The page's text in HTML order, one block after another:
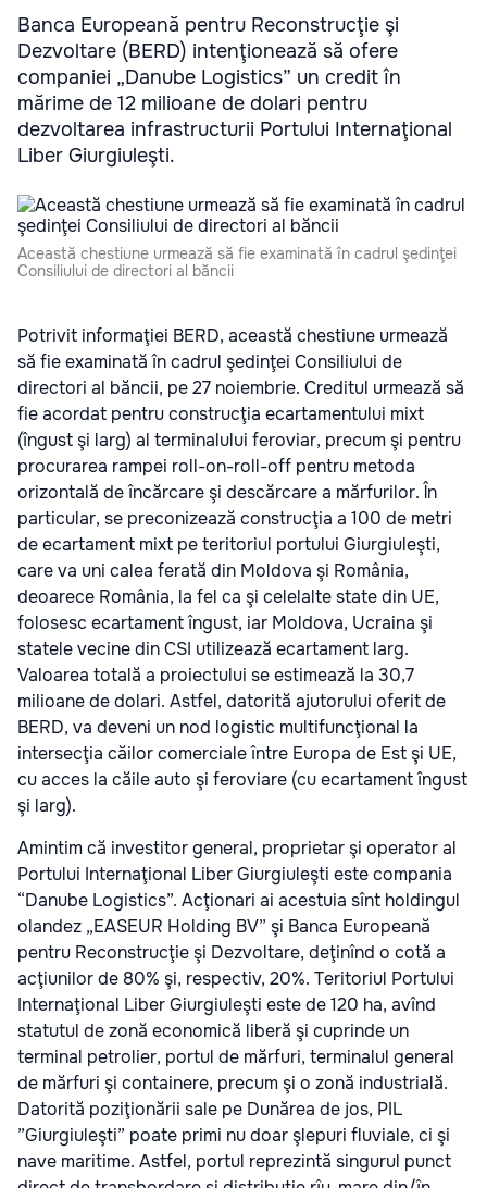
Banca Europeană pentru Reconstrucţie şi
Dezvoltare (BERD) intenţionează să ofere
companiei „Danube Logistics” un credit în
mărime de 12 milioane de dolari pentru
dezvoltarea infrastructurii Portului Internaţional
Liber Giurgiuleşti.
Această chestiune urmează să fie examinată în cadrul şedinţei
Consiliului de directori al băncii
Potrivit informaţiei BERD, această chestiune urmează
să fie examinată în cadrul şedinţei Consiliului de
directori al băncii, pe 27 noiembrie. Creditul urmează să
fie acordat pentru construcţia ecartamentului mixt
(îngust şi larg) al terminalului feroviar, precum şi pentru
procurarea rampei roll-on-roll-off pentru metoda
orizontală de încărcare şi descărcare a mărfurilor. În
particular, se preconizează construcţia a 100 de metri
de ecartament mixt pe teritoriul portului Giurgiuleşti,
care va uni calea ferată din Moldova şi România,
deoarece România, la fel ca şi celelalte state din UE,
folosesc ecartament îngust, iar Moldova, Ucraina şi
statele vecine din CSI utilizează ecartament larg.
Valoarea totală a proiectului se estimează la 30,7
milioane de dolari. Astfel, datorită ajutorului oferit de
BERD, va deveni un nod logistic multifuncţional la
intersecţia căilor comerciale între Europa de Est şi UE,
cu acces la căile auto şi feroviare (cu ecartament îngust
şi larg).
Amintim că investitor general, proprietar şi operator al
Portului Internaţional Liber Giurgiuleşti este compania
“Danube Logistics”. Acţionari ai acestuia sînt holdingul
olandez „EASEUR Holding BV” şi Banca Europeană
pentru Reconstrucţie şi Dezvoltare, deţinînd o cotă a
acţiunilor de 80% şi, respectiv, 20%. Teritoriul Portului
Internaţional Liber Giurgiuleşti este de 120 ha, avînd
statutul de zonă economică liberă şi cuprinde un
terminal petrolier, portul de mărfuri, terminalul general
de mărfuri şi containere, precum şi o zonă industrială.
Datorită poziţionării sale pe Dunărea de jos, PIL
”Giurgiuleşti” poate primi nu doar şlepuri fluviale, ci şi
nave maritime. Astfel, portul reprezintă singurul punct